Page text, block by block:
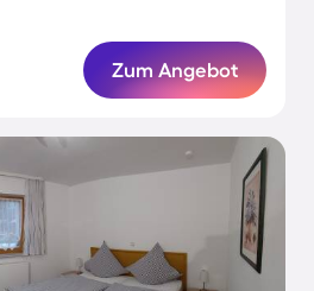
Zum Angebot